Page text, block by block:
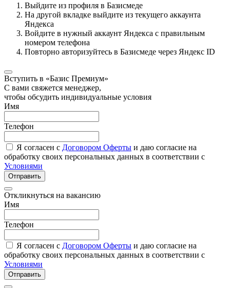
Выйдите из профиля в Базисмеде
На другой вкладке выйдите из текущего аккаунта
Яндекса
Войдите в нужный аккаунт Яндекса с правильным
номером телефона
Повторно авторизуйтесь в Базисмеде через Яндекс ID
Вступить в «Базис Премиум»
С вами свяжется менеджер,
чтобы обсудить индивидуальные условия
Имя
Телефон
Я согласен с Договором Оферты и даю согласие на
обработку своих персональных данных в соответствии с
Условиями
Отправить
Откликнуться на вакансию
Имя
Телефон
Я согласен с Договором Оферты и даю согласие на
обработку своих персональных данных в соответствии с
Условиями
Отправить